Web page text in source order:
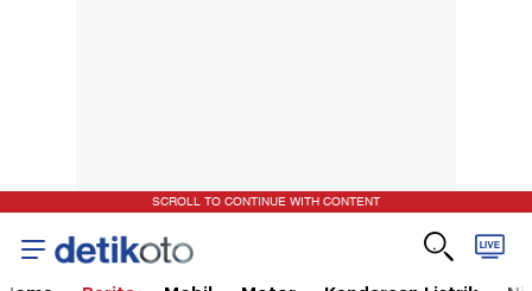
SCROLL TO CONTINUE WITH CONTENT